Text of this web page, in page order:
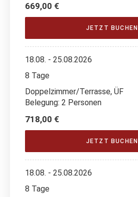
669,00 €
JETZT BUCHEN
18.08. - 25.08.2026
8 Tage
Doppelzimmer/Terrasse, ÜF
Belegung: 2 Personen
718,00 €
JETZT BUCHEN
18.08. - 25.08.2026
8 Tage